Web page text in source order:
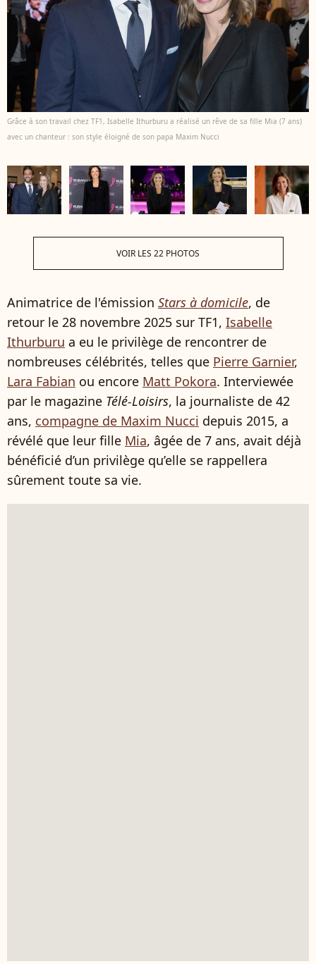
Grâce à son travail chez TF1, Isabelle Ithurburu a réalisé un rêve de sa fille Mia (7 ans)
avec un chanteur : son style éloigné de son papa Maxim Nucci
VOIR LES 22 PHOTOS
Animatrice de l'émission Stars à domicile, de
retour le 28 novembre 2025 sur TF1, Isabelle
Ithurburu a eu le privilège de rencontrer de
nombreuses célébrités, telles que Pierre Garnier,
Lara Fabian ou encore Matt Pokora. Interviewée
par le magazine Télé-Loisirs, la journaliste de 42
ans, compagne de Maxim Nucci depuis 2015, a
révélé que leur fille Mia, âgée de 7 ans, avait déjà
bénéficié d’un privilège qu’elle se rappellera
sûrement toute sa vie.